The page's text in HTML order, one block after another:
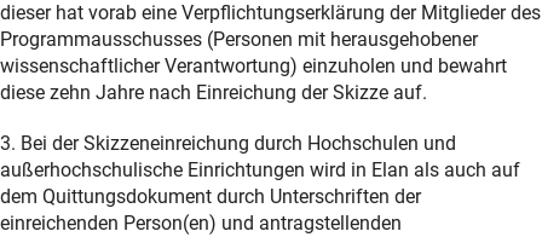
dieser hat vorab eine Verpflichtungserklärung der Mitglieder des
Programmausschusses (Personen mit herausgehobener
wissenschaftlicher Verantwortung) einzuholen und bewahrt
diese zehn Jahre nach Einreichung der Skizze auf.
3. Bei der Skizzeneinreichung durch Hochschulen und
außerhochschulische Einrichtungen wird in Elan als auch auf
dem Quittungsdokument durch Unterschriften der
einreichenden Person(en) und antragstellenden